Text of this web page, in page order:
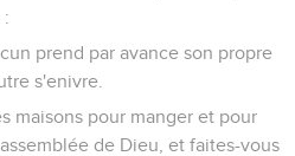
:
prend par avance son propre
s'enivre.
maisons pour manger et pour
de Dieu, et faites-vous